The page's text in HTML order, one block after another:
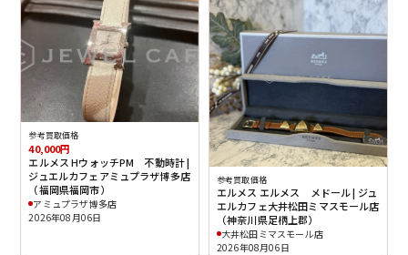
参考買取価格
40,000円
エルメス HウォッチPM 不動時計 |
ジュエルカフェアミュプラザ博多店
（福岡県福岡市）
アミュプラザ博多店
2026年08月06日
参考買取価格
エルメス エルメス メドール | ジュ
エルカフェ大井松田ミマスモール店
（神奈川県足柄上郡）
大井松田ミマスモール店
2026年08月06日